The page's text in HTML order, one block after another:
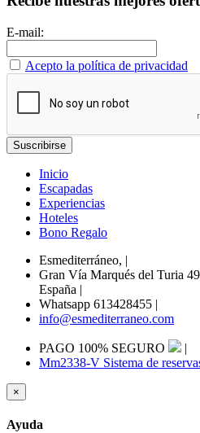
E-mail:
Acepto la política de privacidad
Inicio
Escapadas
Experiencias
Hoteles
Bono Regalo
Esmediterráneo, |
Gran Vía Marqués del Turia
España |
Whatsapp 613428455 |
info@esmediterraneo.com
PAGO 100% SEGURO
|
Mm2338-V Sistema de
×
Ayuda